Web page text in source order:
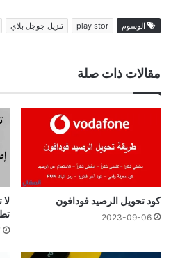
الوسوم play stor تنزيل جوجل بلاي
مقالات ذات صلة
كود تحويل الرصيد فودافون
2023-09-06